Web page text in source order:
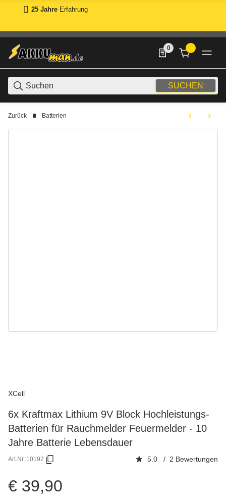
25 Jahre Erfahrung
SUCHEN
0
0 Produkte in der
Zurück Batterien
XCell
6x Kraftmax Lithium 9V Block Hochleistungs-
Batterien für Rauchmelder Feuermelder - 10
Jahre Batterie Lebensdauer
Art.Nr.:10192 5.0 / 2 Bewertungen
€ 39,90